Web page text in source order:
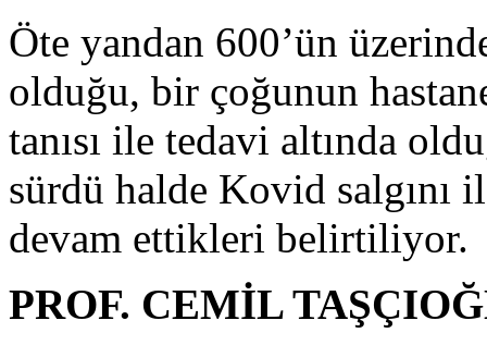
Öte yandan 600’ün
olduğu, bir çoğunun
tanısı ile tedavi altında
sürdü halde Kovid salgını
devam ettikleri belirtiliyor.
PROF. CEMİL